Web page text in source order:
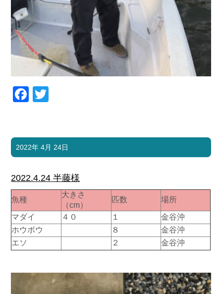
Facebook
2022年 4月 24日
2022.4.24 半藤様
魚種
大きさ
（cm）
匹数 場所
マダイ ４０ １
金谷沖
ホウボウ
８
金谷沖
エソ
２ 金谷沖